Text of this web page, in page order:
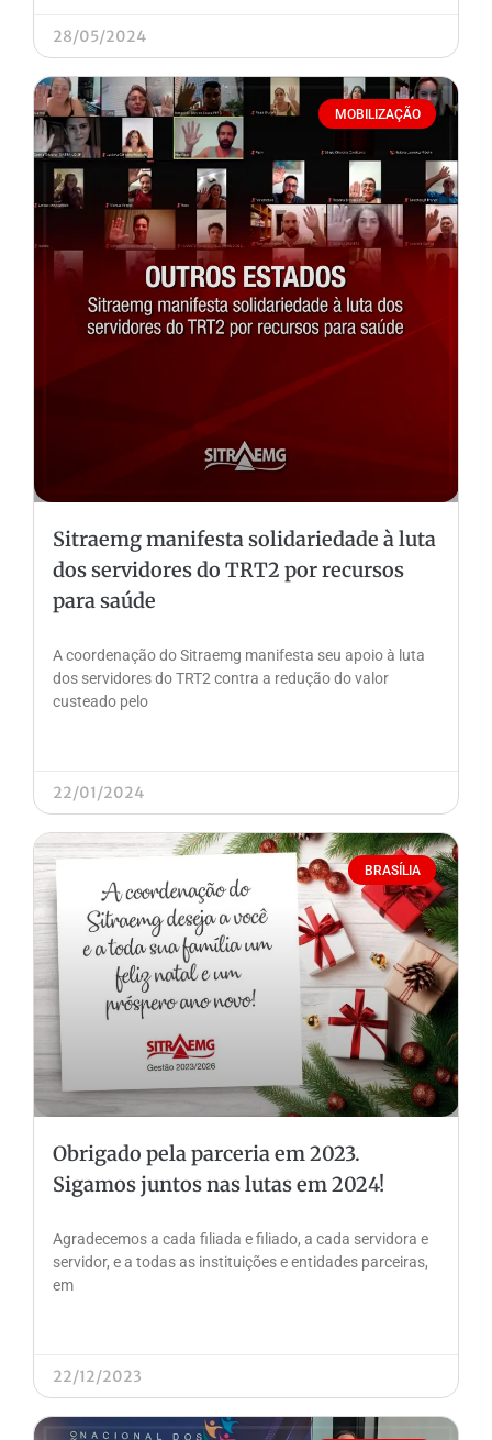
28/05/2024
MOBILIZAÇÃO
Sitraemg manifesta solidariedade à luta
dos servidores do TRT2 por recursos
para saúde
A coordenação do Sitraemg manifesta seu apoio à luta
dos servidores do TRT2 contra a redução do valor
custeado pelo
22/01/2024
BRASÍLIA
Obrigado pela parceria em 2023.
Sigamos juntos nas lutas em 2024!
Agradecemos a cada filiada e filiado, a cada servidora e
servidor, e a todas as instituições e entidades parceiras,
em
22/12/2023